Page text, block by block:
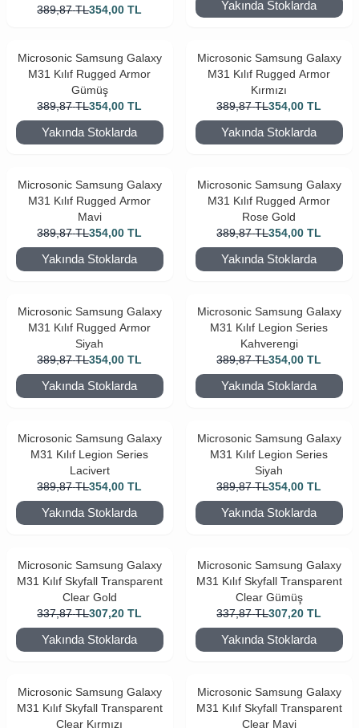
389,87 TL354,00 TL Yakında Stoklarda
Microsonic Samsung Galaxy
M31 Kılıf Rugged Armor
Gümüş
389,87 TL354,00 TL
Yakında Stoklarda
Microsonic Samsung Galaxy
M31 Kılıf Rugged Armor
Kırmızı
389,87 TL354,00 TL
Yakında Stoklarda
Microsonic Samsung Galaxy
M31 Kılıf Rugged Armor
Mavi
389,87 TL354,00 TL
Yakında Stoklarda
Microsonic Samsung Galaxy
M31 Kılıf Rugged Armor
Rose Gold
389,87 TL354,00 TL
Yakında Stoklarda
Microsonic Samsung Galaxy
M31 Kılıf Rugged Armor
Siyah
389,87 TL354,00 TL
Yakında Stoklarda
Microsonic Samsung Galaxy
M31 Kılıf Legion Series
Kahverengi
389,87 TL354,00 TL
Yakında Stoklarda
Microsonic Samsung Galaxy
M31 Kılıf Legion Series
Lacivert
389,87 TL354,00 TL
Yakında Stoklarda
Microsonic Samsung Galaxy
M31 Kılıf Legion Series
Siyah
389,87 TL354,00 TL
Yakında Stoklarda
Microsonic Samsung Galaxy
M31 Kılıf Skyfall Transparent
Clear Gold
337,87 TL307,20 TL
Yakında Stoklarda
Microsonic Samsung Galaxy
M31 Kılıf Skyfall Transparent
Clear Gümüş
337,87 TL307,20 TL
Yakında Stoklarda
Microsonic Samsung Galaxy
M31 Kılıf Skyfall Transparent
Clear Kırmızı
Microsonic Samsung Galaxy
M31 Kılıf Skyfall Transparent
Clear Mavi